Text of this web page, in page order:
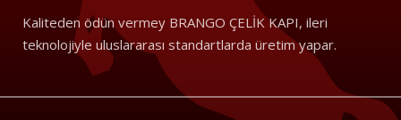
Kaliteden ödün vermey BRANGO ÇELİK KAPI, ileri
teknolojiyle uluslararası standartlarda üretim yapar.